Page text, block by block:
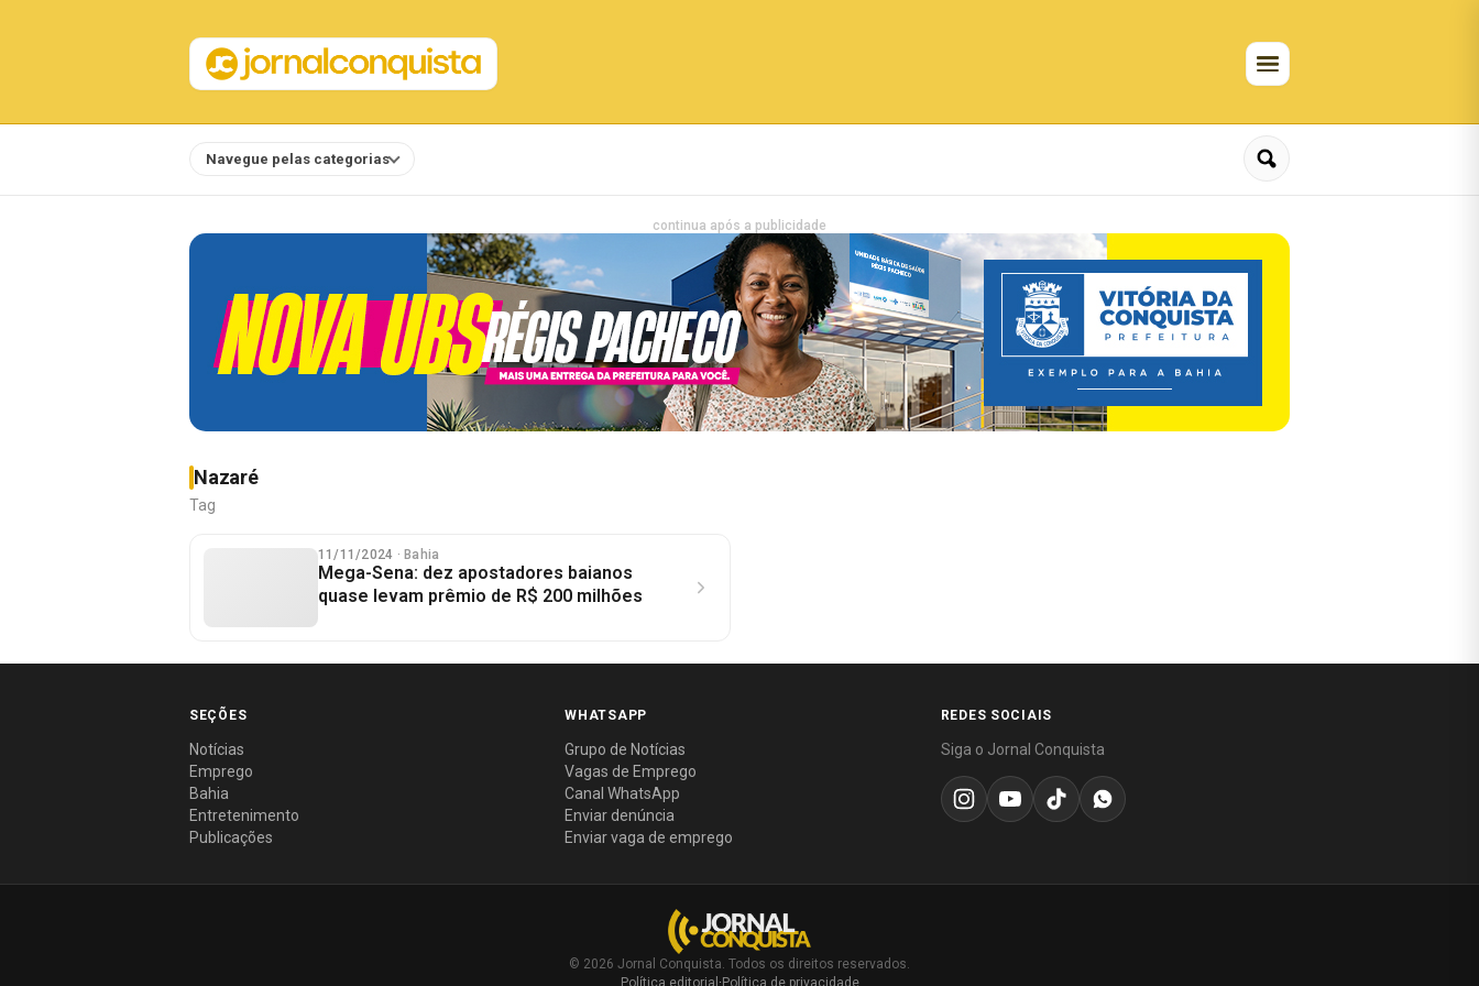
Navegue pelas categorias
continua após a publicidade
Nazaré
Tag
11/11/2024 · Bahia
Mega-Sena: dez apostadores baianos
quase levam prêmio de R$ 200 milhões
SEÇÕES
Notícias
Emprego
Bahia
Entretenimento
Publicações
WHATSAPP
Grupo de Notícias
Vagas de Emprego
Canal WhatsApp
Enviar denúncia
Enviar vaga de emprego
REDES SOCIAIS
Siga o Jornal Conquista
© 2026 Jornal Conquista. Todos os direitos reservados.
Política editorial · Política de privacidade